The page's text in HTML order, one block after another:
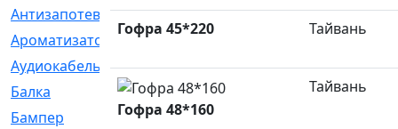
Антизапотеватель
[1]
Ароматизатор
[35]
Аудиокабель
[2]
Балка
[58]
Бампер
[137]
Гофра 45*220 Тайвань
Гофра 48*160
Тайвань